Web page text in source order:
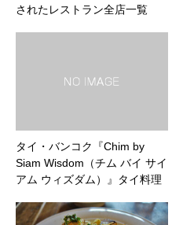
されたレストラン全店一覧
タイ・バンコク『Chim by
Siam Wisdom（チム バイ サイ
アム ウィズダム）』タイ料理